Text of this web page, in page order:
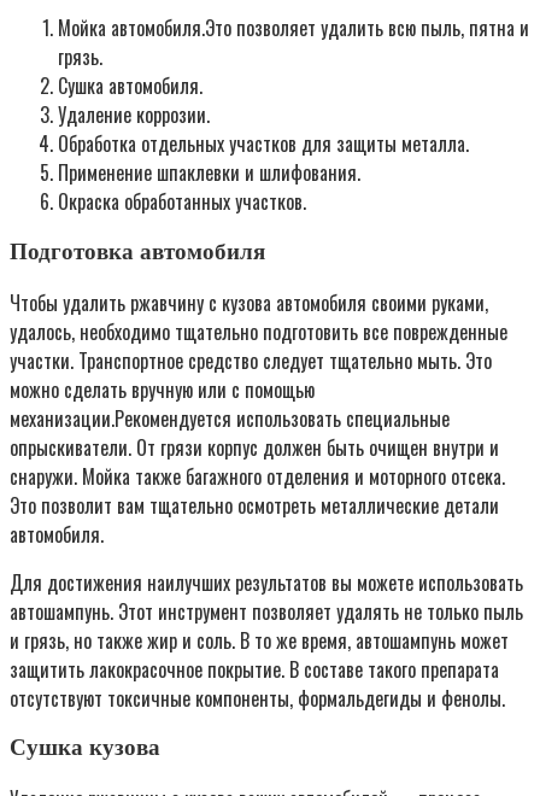
Мойка автомобиля.Это позволяет удалить всю пыль, пятна и
грязь.
Сушка автомобиля.
Удаление коррозии.
Обработка отдельных участков для защиты металла.
Применение шпаклевки и шлифования.
Окраска обработанных участков.
Подготовка автомобиля
Чтобы удалить ржавчину с кузова автомобиля своими руками,
удалось, необходимо тщательно подготовить все поврежденные
участки. Транспортное средство следует тщательно мыть. Это
можно сделать вручную или с помощью
механизации.Рекомендуется использовать специальные
опрыскиватели. От грязи корпус должен быть очищен внутри и
снаружи. Мойка также багажного отделения и моторного отсека.
Это позволит вам тщательно осмотреть металлические детали
автомобиля.
Для достижения наилучших результатов вы можете использовать
автошампунь. Этот инструмент позволяет удалять не только пыль
и грязь, но также жир и соль. В то же время, автошампунь может
защитить лакокрасочное покрытие. В составе такого препарата
отсутствуют токсичные компоненты, формальдегиды и фенолы.
Сушка кузова